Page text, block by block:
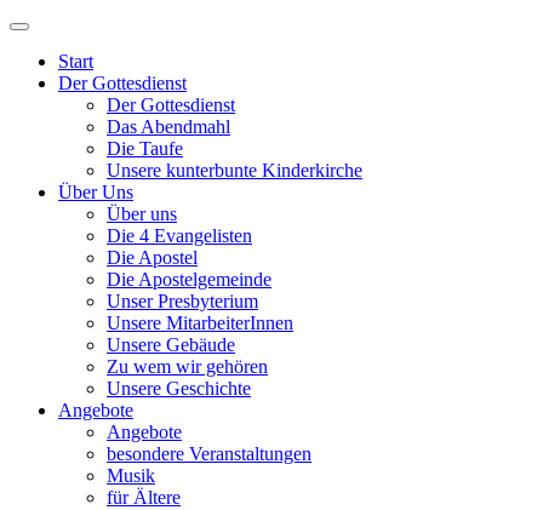
Start
Der Gottesdienst
Der Gottesdienst
Das Abendmahl
Die Taufe
Unsere kunterbunte Kinderkirche
Über Uns
Über uns
Die 4 Evangelisten
Die Apostel
Die Apostelgemeinde
Unser Presbyterium
Unsere MitarbeiterInnen
Unsere Gebäude
Zu wem wir gehören
Unsere Geschichte
Angebote
Angebote
besondere Veranstaltungen
Musik
für Ältere